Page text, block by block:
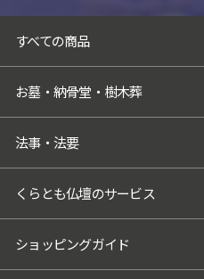
の達成に必要な範囲内
の全部又は一部を委託
5．個人情報取扱い
当社は事業運営上、
ビスを提供するために
委託しています。業務
個人情報を預けるこ
合、個人情報を適切に
められる委託先を選
個人情報の適正管理・
すべての商品
お墓・納骨堂・樹木葬
法事・法要
くらとも仏壇のサービス
ショッピングガイド